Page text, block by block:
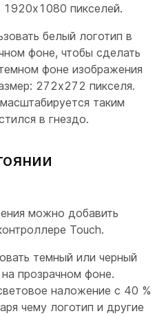
пикселей.
белый логотип в
фоне, чтобы сделать
фоне изображения
272x272 пикселя.
таким
в гнездо.
можно добавить
Touch.
темный или черный
прозрачном фоне.
наложение с 40 %
чему логотип и другие